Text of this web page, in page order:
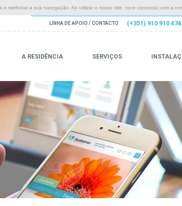
melhorar a sua navegação. Ao utilizar o nosso site, voce concorda com a
LINHA DE APOIO / CONTACTO (+351) 910 910 474
A RESIDÊNCIA SERVIÇOS